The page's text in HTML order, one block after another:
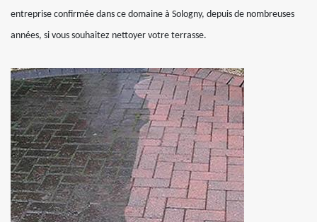
entreprise confirmée dans ce domaine à Sologny, depuis de nombreuses
années, si vous souhaitez nettoyer votre terrasse.